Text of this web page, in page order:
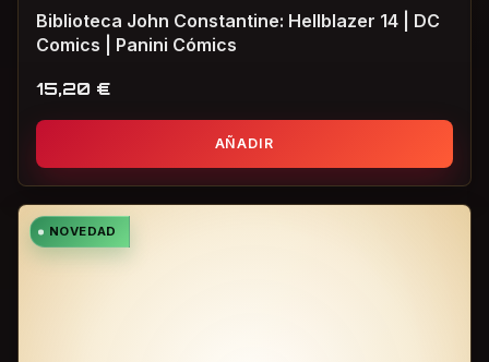
Biblioteca John Constantine: Hellblazer 14 | DC
Comics | Panini Cómics
15,20 €
AÑADIR
NOVEDAD